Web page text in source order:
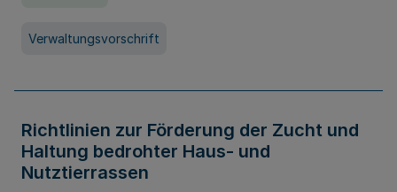
Verwaltungsvorschrift
Richtlinien zur Förderung der Zucht und
Haltung bedrohter Haus- und
Nutztierrassen